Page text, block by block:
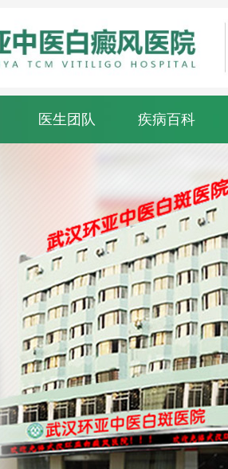
医生团队 疾病百科